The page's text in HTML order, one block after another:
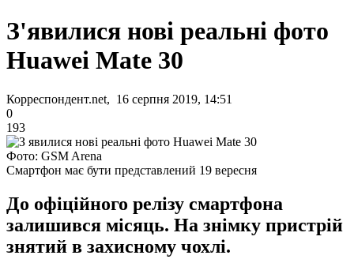
З'явилися нові реальні фото
Huawei Mate 30
Корреспондент.net, 16 серпня 2019, 14:51
0
193
Фото: GSM Arena
Смартфон має бути представлений 19 вересня
До офіційного релізу смартфона
залишився місяць. На знімку пристрій
знятий в захисному чохлі.